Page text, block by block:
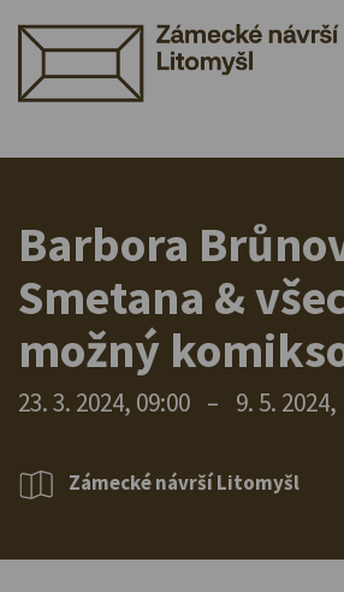
Barbora
Smetana &
možný
23. 3. 2024, 09:00 – 9. 5. 2024,
Zámecké návrší Litomyšl